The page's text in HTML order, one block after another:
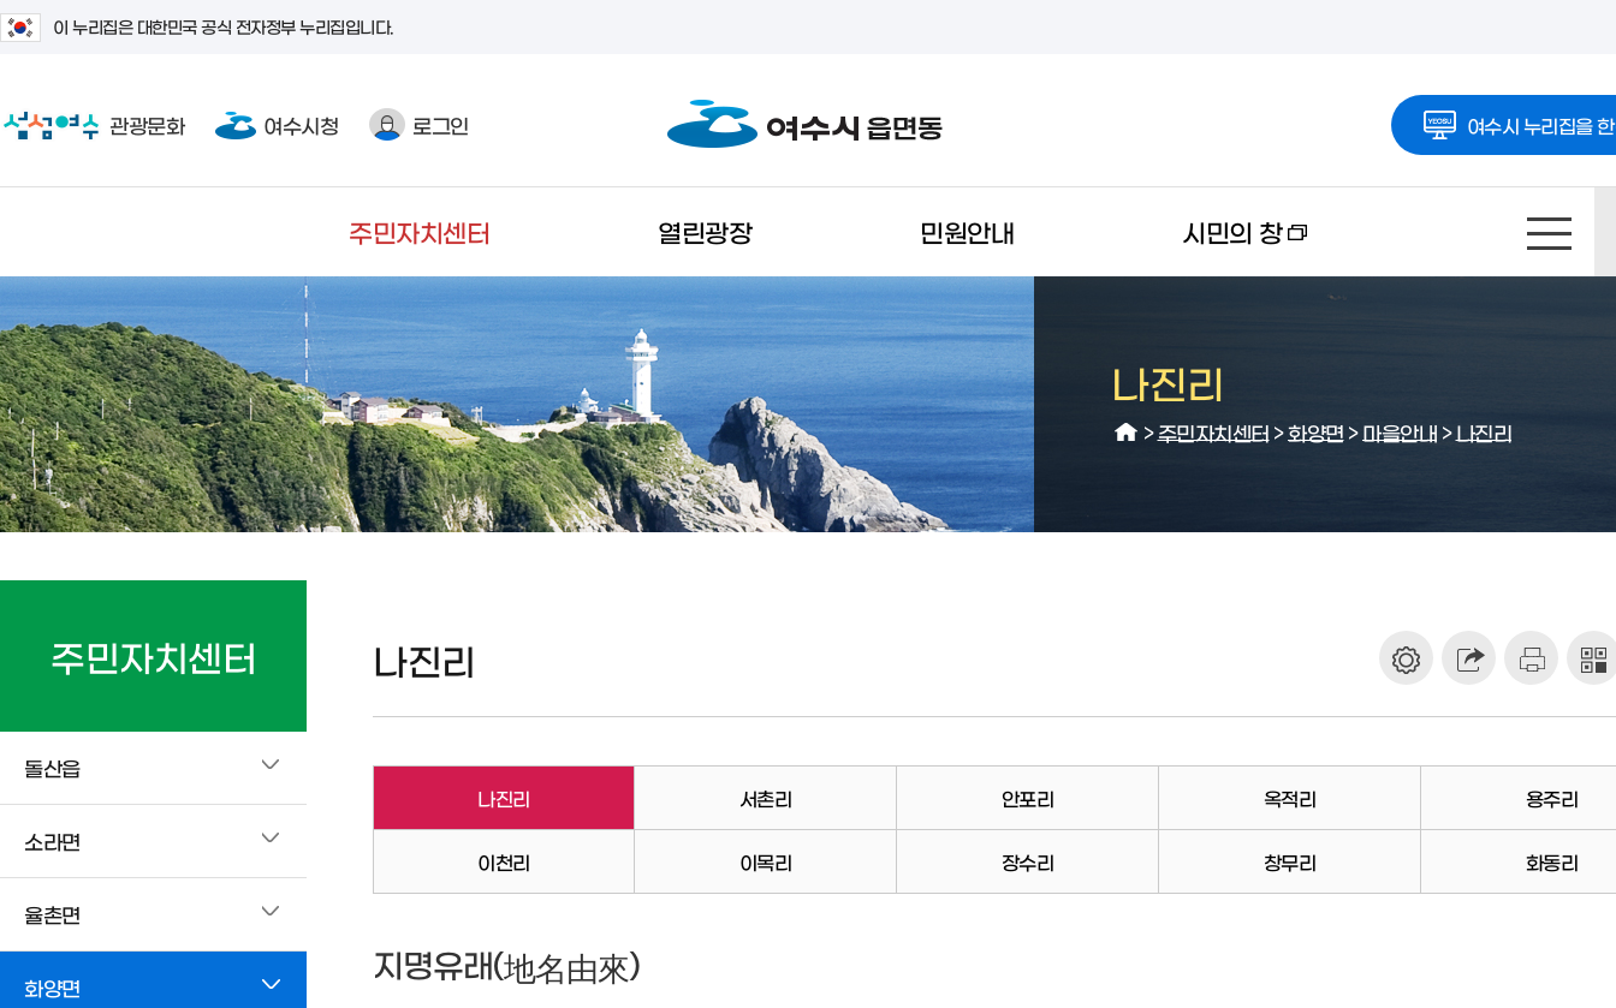
이 누리집은 대한민국 공식 전자정부 누리집입니다.
관광문화 여수시청 로그인 여수시 누리집을
주민자치센터 열린광장 민원안내 시민의 창
나진리
> 주민자치센터 >화양면 > 마을안내 > 나진리
주민자치센터
돌산읍
소라면
율촌면
화양면
나진리
나진리 서촌리 안포리 옥적리 용주리
이천리 이목리 장수리 창무리 화동리
지명유래(地名由來)